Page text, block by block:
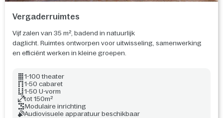
Vergaderruimtes
Vijf zalen van 35 m², badend in natuurlijk
daglicht. Ruimtes ontworpen voor uitwisseling, samenwerking
en efficiënt werken in kleine groepen.
1-100 theater
1-50 cabaret
1-50 U-vorm
tot 150m²
Modulaire inrichting
Audiovisuele apparatuur beschikbaar